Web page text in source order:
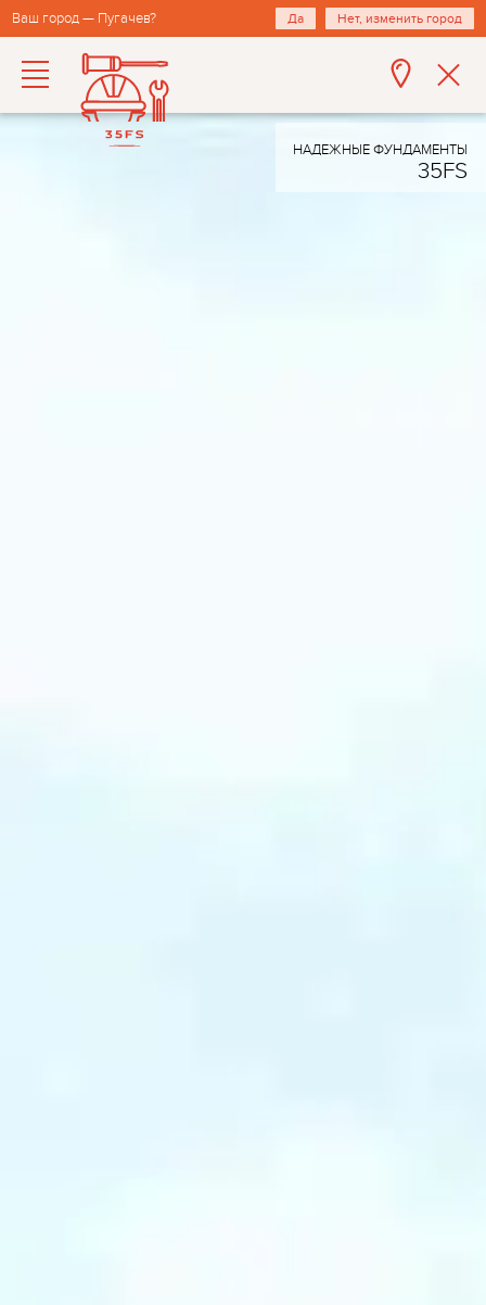
Ваш город — Пугачев? Да Нет, изменить город
НАДЕЖНЫЕ ФУНДАМЕНТЫ
35FS